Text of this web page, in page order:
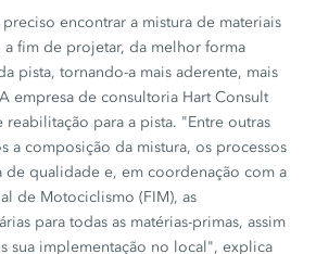
encontrar a mistura de materiais
a fim de projetar, da melhor forma
pista, tornando-a mais aderente, mais
empresa de consultoria Hart Consult
para a pista. "Entre outras
a composição da mistura, os processos
de qualidade e, em coordenação com a
de Motociclismo (FIM), as
para todas as matérias-primas, assim
sua implementação no local", explica